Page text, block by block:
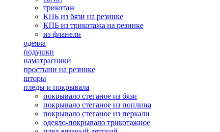
трикотаж
КПБ из бязи на резинке
КПБ из трикотажа на резинке
из фланели
одеяла
подушки
наматрасники
простыни на резинке
шторы
пледы и покрывала
покрывало стеганое из бязи
покрывало стеганое из поплина
покрывало стеганое из перкали
одеяло-покрывало трикотажное